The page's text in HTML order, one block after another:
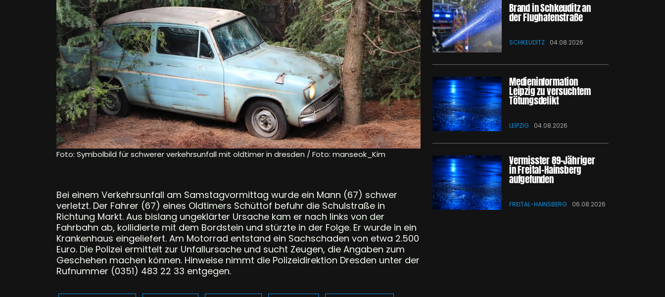
Foto: Symbolbild für schwerer verkehrsunfall mit oldtimer in dresden / Foto: manseok_Kim
Bei einem Verkehrsunfall am Samstagvormittag wurde ein Mann (67) schwer
verletzt. Der Fahrer (67) eines Oldtimers Schüttof befuhr die Schulstraße in
Richtung Markt. Aus bislang ungeklärter Ursache kam er nach links von der
Fahrbahn ab, kollidierte mit dem Bordstein und stürzte in der Folge. Er wurde in ein
Krankenhaus eingeliefert. Am Motorrad entstand ein Sachschaden von etwa 2.500
Euro. Die Polizei ermittelt zur Unfallursache und sucht Zeugen, die Angaben zum
Geschehen machen können. Hinweise nimmt die Polizeidirektion Dresden unter der
Rufnummer (0351) 483 22 33 entgegen.
Brand in Schkeuditz an
der Flughafenstraße
SCHKEUDITZ 04.08.2026
Medieninformation
Leipzig zu versuchtem
Tötungsdelikt
LEIPZIG 04.08.2026
Vermisster 89-Jähriger
in Freital-Hainsberg
aufgefunden
FREITAL-HAINSBERG 06.08.2026